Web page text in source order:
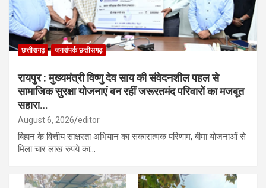
छत्तीसगढ़ जनसंपर्क छत्तीसगढ़
रायपुर : मुख्यमंत्री विष्णु देव साय की संवेदनशील पहल से
सामाजिक सुरक्षा योजनाएं बन रहीं जरूरतमंद परिवारों का मजबूत
सहारा…
August 6, 2026 editor
बिहान के वित्तीय साक्षरता अभियान का सकारात्मक परिणाम, बीमा योजनाओं से
मिला चार लाख रुपये का…